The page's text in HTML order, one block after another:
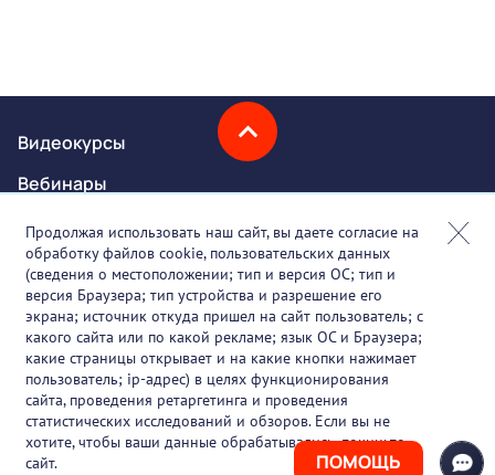
ПОМОЩЬ
Видеокурсы
Вебинары
Онлайн-события
Партнеры
О проекте
Вакансии
Блог
Контакты
Продолжая использовать наш сайт, вы даете согласие на
обработку файлов cookie, пользовательских данных
(сведения о местоположении; тип и версия ОС; тип и
версия Браузера; тип устройства и разрешение его
экрана; источник откуда пришел на сайт пользователь; с
какого сайта или по какой рекламе; язык ОС и Браузера;
какие страницы открывает и на какие кнопки нажимает
пользователь; ip-адрес) в целях функционирования
сайта, проведения ретаргетинга и проведения
статистических исследований и обзоров. Если вы не
хотите, чтобы ваши данные обрабатывались, покиньте
сайт.